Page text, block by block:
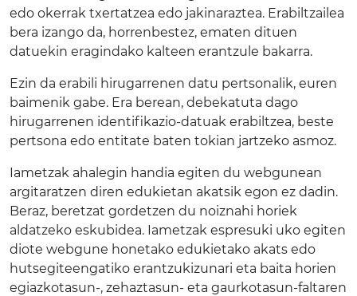
edo okerrak txertatzea edo jakinaraztea. Erabiltzailea
bera izango da, horrenbestez, ematen dituen
datuekin eragindako kalteen erantzule bakarra.
Ezin da erabili hirugarrenen datu pertsonalik, euren
baimenik gabe. Era berean, debekatuta dago
hirugarrenen identifikazio-datuak erabiltzea, beste
pertsona edo entitate baten tokian jartzeko asmoz.
Iametzak ahalegin handia egiten du webgunean
argitaratzen diren edukietan akatsik egon ez dadin.
Beraz, beretzat gordetzen du noiznahi horiek
aldatzeko eskubidea. Iametzak espresuki uko egiten
diote webgune honetako edukietako akats edo
hutsegiteengatiko erantzukizunari eta baita horien
egiazkotasun-, zehaztasun- eta gaurkotasun-faltaren